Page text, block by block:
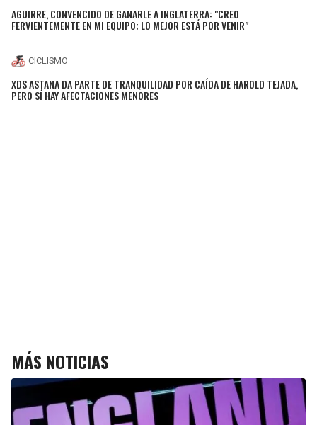
AGUIRRE, CONVENCIDO DE GANARLE A INGLATERRA: "CREO
FERVIENTEMENTE EN MI EQUIPO; LO MEJOR ESTÁ POR VENIR"
CICLISMO
XDS ASTANA DA PARTE DE TRANQUILIDAD POR CAÍDA DE HAROLD TEJADA,
PERO SÍ HAY AFECTACIONES MENORES
MÁS NOTICIAS